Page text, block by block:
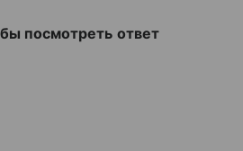
посмотреть ответ